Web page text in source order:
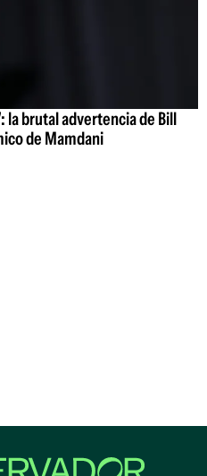
la brutal advertencia de Bill
de Mamdani